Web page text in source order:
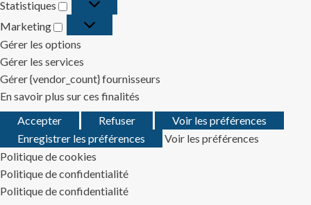
Statistiques
Statistiques
Marketing
Marketing
Gérer les options
Gérer les services
Gérer {vendor_count} fournisseurs
En savoir plus sur ces finalités
Accepter
Refuser
Voir les préférences
Enregistrer les préférences
Voir les préférences
Politique de cookies
Politique de confidentialité
Politique de confidentialité